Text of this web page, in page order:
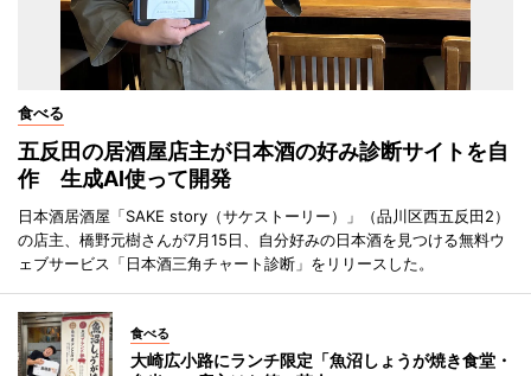
食べる
五反田の居酒屋店主が日本酒の好み診断サイトを自
作 生成AI使って開発
日本酒居酒屋「SAKE story（サケストーリー）」（品川区西五反田2）
の店主、橋野元樹さんが7月15日、自分好みの日本酒を見つける無料ウ
ェブサービス「日本酒三角チャート診断」をリリースした。
食べる
大崎広小路にランチ限定「魚沼しょうが焼き食堂・